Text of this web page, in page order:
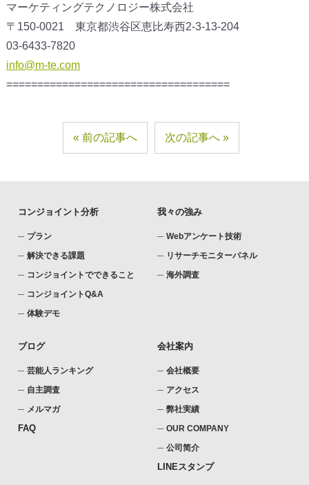
マーケティングテクノロジー株式会社
〒150-0021 東京都渋谷区恵比寿西2-3-13-204
03-6433-7820
info@m-te.com
====================================
前の記事へ 次の記事へ
コンジョイント分析
プラン
解決できる課題
コンジョイントでできること
コンジョイントQ&A
体験デモ
我々の強み
Webアンケート技術
リサーチモニターパネル
海外調査
ブログ
芸能人ランキング
自主調査
メルマガ
FAQ
会社案内
会社概要
アクセス
弊社実績
OUR COMPANY
公司简介
LINEスタンプ